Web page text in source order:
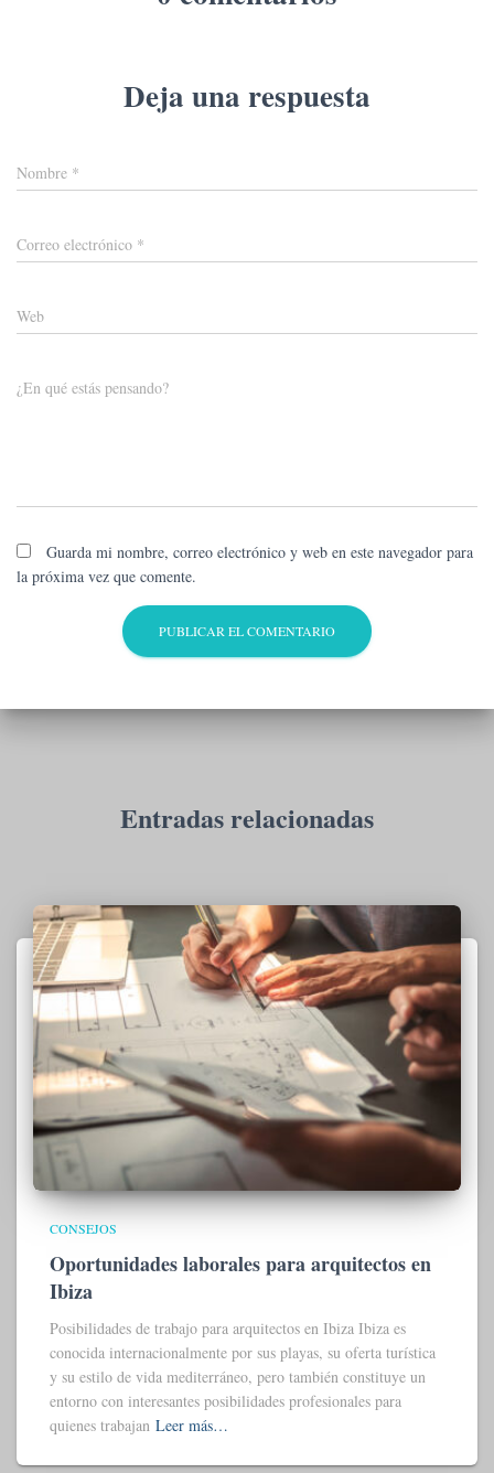
Deja una respuesta
Nombre *
Correo electrónico *
Web
¿En qué estás pensando?
Guarda mi nombre, correo electrónico y web en este navegador para
la próxima vez que comente.
Entradas relacionadas
CONSEJOS
Oportunidades laborales para arquitectos en
Ibiza
Posibilidades de trabajo para arquitectos en Ibiza Ibiza es
conocida internacionalmente por sus playas, su oferta turística
y su estilo de vida mediterráneo, pero también constituye un
entorno con interesantes posibilidades profesionales para
quienes trabajan Leer más…